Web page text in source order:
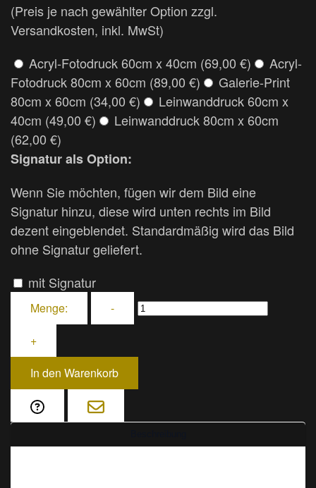
(Preis je nach gewählter Option zzgl.
Versandkosten, inkl. MwSt)
Acryl-Fotodruck 60cm x 40cm (69,00 €)
Acryl-
Fotodruck 80cm x 60cm (89,00 €)
Galerie-Print
80cm x 60cm (34,00 €)
Leinwanddruck 60cm x
40cm (49,00 €)
Leinwanddruck 80cm x 60cm
(62,00 €)
Signatur als Option:
Wenn Sie möchten, fügen wir dem Bild eine
Signatur hinzu, diese wird unten rechts im Bild
dezent eingeblendet. Standardmäßig wird das Bild
ohne Signatur geliefert.
mit Signatur
Menge:
-
+
In den Warenkorb